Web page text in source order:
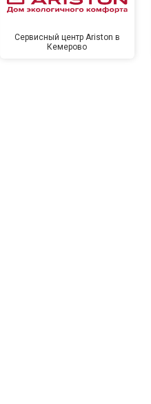
Сервисный центр Ariston в
Кемерово